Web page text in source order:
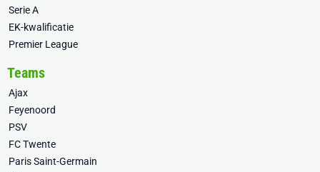
Serie A
EK-kwalificatie
Premier League
Teams
Ajax
Feyenoord
PSV
FC Twente
Paris Saint-Germain